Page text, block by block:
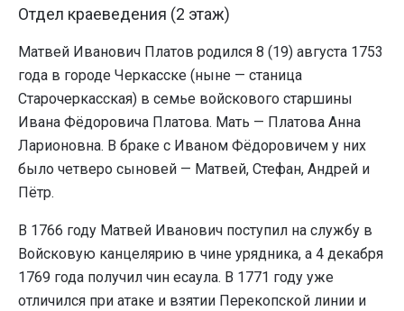
Отдел краеведения (2 этаж)
Матвей Иванович Платов родился 8 (19) августа 1753
года в городе Черкасске (ныне — станица
Старочеркасская) в семье войскового старшины
Ивана Фёдоровича Платова. Мать — Платова Анна
Ларионовна. В браке с Иваном Фёдоровичем у них
было четверо сыновей — Матвей, Стефан, Андрей и
Пётр.
В 1766 году Матвей Иванович поступил на службу в
Войсковую канцелярию в чине урядника, а 4 декабря
1769 года получил чин есаула. В 1771 году уже
отличился при атаке и взятии Перекопской линии и